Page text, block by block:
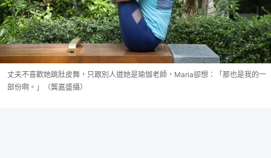
丈夫不喜歡她跳肚皮舞，只跟別人道她是瑜伽老師，Maria卻想：「那也是我的一
部份啊。」（龔嘉盛攝）